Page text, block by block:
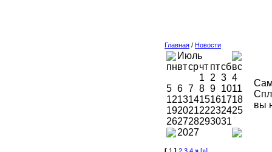
Главная / Новости
Июль
пнвтсрчт птсбвс
1
2 3 4
5 6 7 8 9 1011
12131415161718
19202122232425
262728293031
2027
вы